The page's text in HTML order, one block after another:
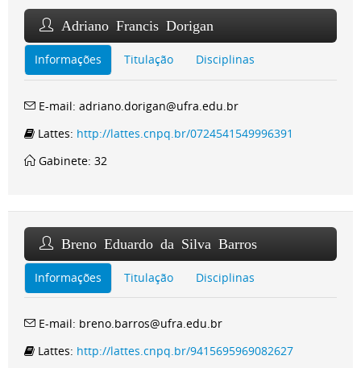
Adriano Francis Dorigan
Informações Titulação Disciplinas
E-mail: adriano.dorigan@ufra.edu.br
Lattes: http://lattes.cnpq.br/0724541549996391
Gabinete: 32
Breno Eduardo da Silva Barros
Informações Titulação Disciplinas
E-mail: breno.barros@ufra.edu.br
Lattes: http://lattes.cnpq.br/9415695969082627